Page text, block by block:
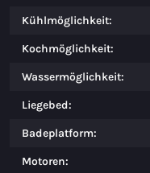
Kühlmöglichkeit:
Kochmöglichkeit:
Wassermöglichkeit:
Liegebed:
Badeplatform:
Motoren: